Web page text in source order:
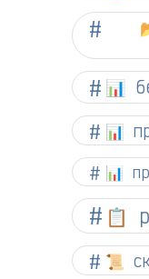
📊
📊
📊
📋
📜